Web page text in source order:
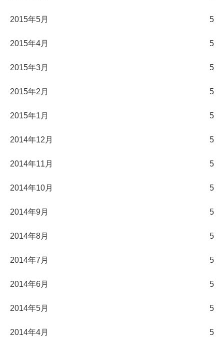
2015年5月 5
2015年4月 5
2015年3月 5
2015年2月 5
2015年1月 5
2014年12月 5
2014年11月 5
2014年10月 5
2014年9月 5
2014年8月 5
2014年7月 5
2014年6月 5
2014年5月 5
2014年4月 5